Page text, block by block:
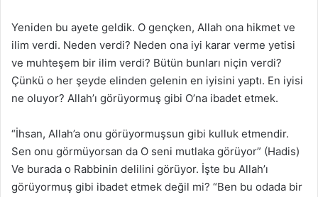
Yeniden bu ayete geldik. O gençken, Allah ona hikmet ve
ilim verdi. Neden verdi? Neden ona iyi karar verme yetisi
ve muhteşem bir ilim verdi? Bütün bunları niçin verdi?
Çünkü o her şeyde elinden gelenin en iyisini yaptı. En iyisi
ne oluyor? Allah’ı görüyormuş gibi O’na ibadet etmek.
“İhsan, Allah’a onu görüyormuşsun gibi kulluk etmendir.
Sen onu görmüyorsan da O seni mutlaka görüyor” (Hadis)
Ve burada o Rabbinin delilini görüyor. İşte bu Allah’ı
görüyormuş gibi ibadet etmek değil mi? “Ben bu odada bir